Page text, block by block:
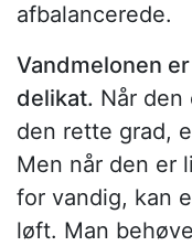
afbalancerede.
Vandmelonen
delikat. Når
den rette grad,
Men når den er
for vandig, kan
løft. Man